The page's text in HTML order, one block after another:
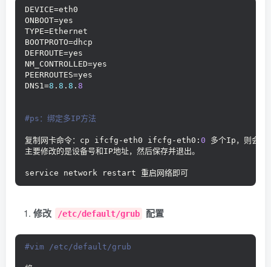
DEVICE=eth0
ONBOOT=yes
TYPE=Ethernet
BOOTPROTO=dhcp
DEFROUTE=yes
NM_CONTROLLED=yes
PEERROUTES=yes
DNS1=8 . 8 . 8 . 8
#ps：绑定多IP方法
复制网卡命令：cp ifcfg-eth0 ifcfg-eth0: 0 多个Ip，则会
主要修改的是设备号和IP地址，然后保存并退出。
service network restart 重启网络即可
修改 /etc/default/grub 配置
#vim /etc/default/grub